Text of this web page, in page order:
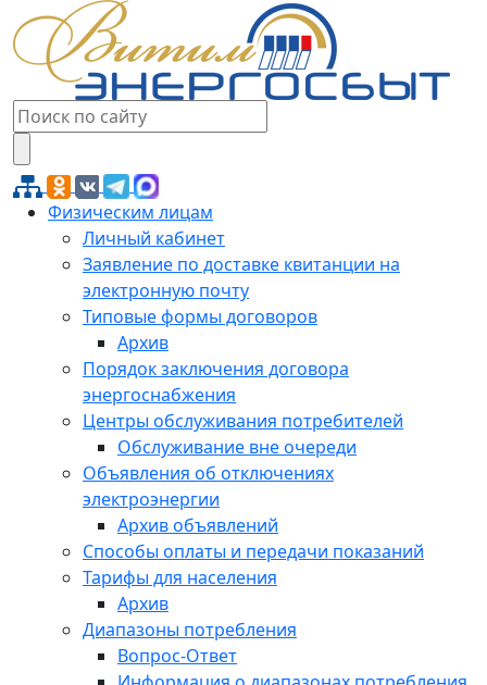
Физическим лицам
Личный кабинет
Заявление по доставке квитанции на
электронную почту
Типовые формы договоров
Архив
Порядок заключения договора
энергоснабжения
Центры обслуживания потребителей
Обслуживание вне очереди
Объявления об отключениях
электроэнергии
Архив объявлений
Способы оплаты и передачи показаний
Тарифы для населения
Архив
Диапазоны потребления
Вопрос-Ответ